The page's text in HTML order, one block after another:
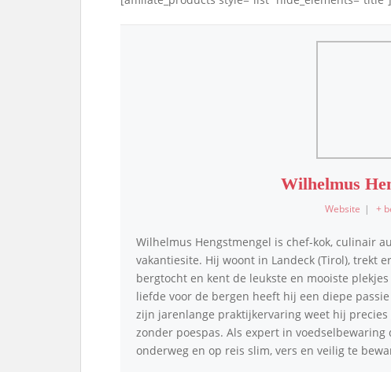
Wilhelmus
Website | +
Wilhelmus Hengstmengel is chef-kok, culinair
vakantiesite. Hij woont in Landeck (Tirol), trekt
bergtocht en kent de leukste en mooiste
liefde voor de bergen heeft hij een diepe
zijn jarenlange praktijkervaring weet hij
zonder poespas. Als expert in
onderweg en op reis slim, vers en veilig te